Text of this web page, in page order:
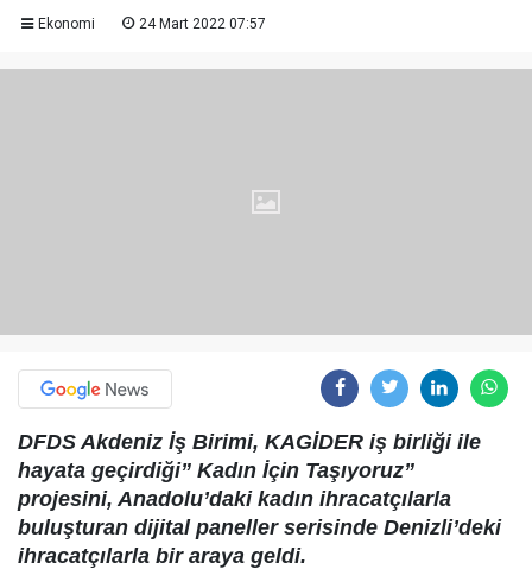
Ekonomi 24 Mart 2022 07:57
DFDS Akdeniz İş Birimi, KAGİDER iş birliği ile
hayata geçirdiği” Kadın İçin Taşıyoruz”
projesini, Anadolu’daki kadın ihracatçılarla
buluşturan dijital paneller serisinde Denizli’deki
ihracatçılarla bir araya geldi.